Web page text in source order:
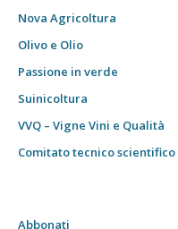
Nova Agricoltura
Olivo e Olio
Passione in verde
Suinicoltura
VVQ – Vigne Vini e Qualità
Comitato tecnico scientifico
Abbonati